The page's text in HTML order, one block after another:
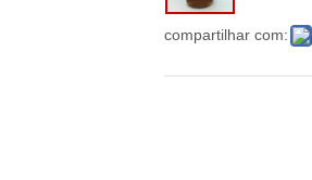
compartilhar com: